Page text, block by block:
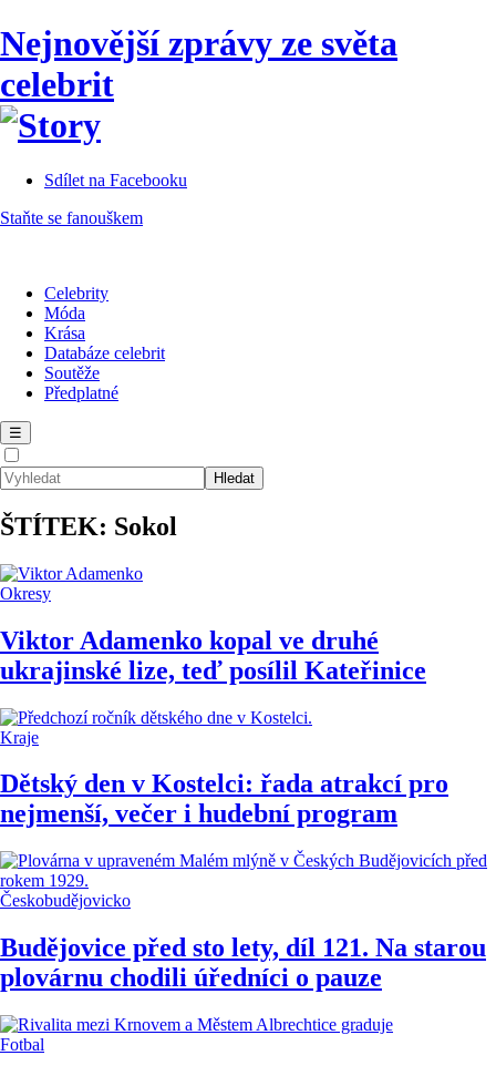
Nejnovější zprávy ze světa
celebrit
Sdílet na Facebooku
Staňte se fanouškem
Celebrity
Móda
Krása
Databáze celebrit
Soutěže
Předplatné
☰
ŠTÍTEK: Sokol
Okresy
Viktor Adamenko kopal ve druhé
ukrajinské lize, teď posílil Kateřinice
Kraje
Dětský den v Kostelci: řada atrakcí pro
nejmenší, večer i hudební program
Českobudějovicko
Budějovice před sto lety, díl 121. Na starou
plovárnu chodili úředníci o pauze
Fotbal